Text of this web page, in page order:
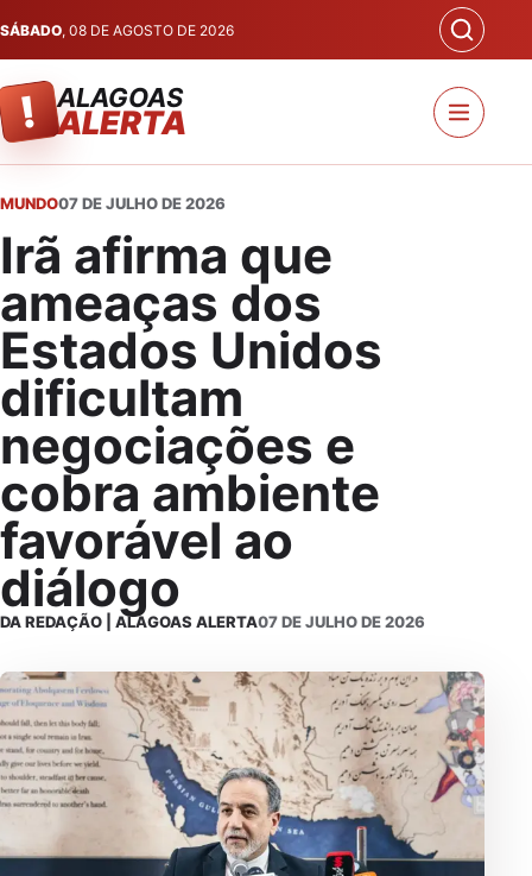
SÁBADO, 08 DE AGOSTO DE 2026
! ALAGOAS
ALERTA
MUNDO07 DE JULHO DE 2026
Irã afirma que
ameaças dos
Estados Unidos
dificultam
negociações e
cobra ambiente
favorável ao
diálogo
DA REDAÇÃO | ALAGOAS ALERTA07 DE JULHO DE 2026